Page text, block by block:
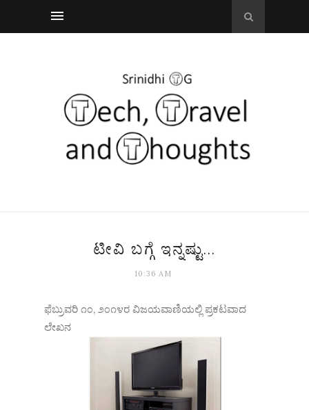
ಟೀವಿ ಬಗ್ಗೆ ಇನ್ನಷ್ಟು...
10:36 AM
ಫೆಬ್ರುವರಿ ೧೦, ೨೦೧೪ರ ವಿಜಯವಾಣಿಯಲ್ಲಿ ಪ್ರಕಟವಾದ
ಲೇಖನ